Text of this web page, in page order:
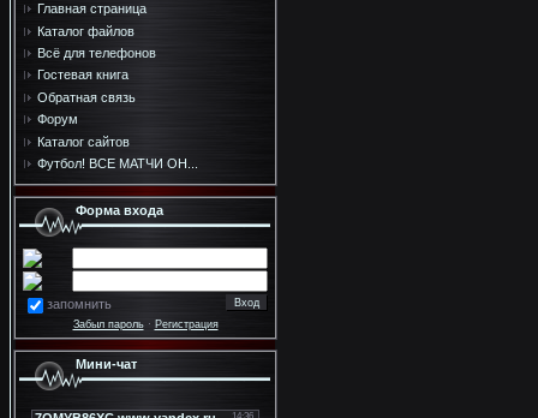
Главная страница
Каталог файлов
Всё для телефонов
Гостевая книга
Обратная связь
Форум
Каталог сайтов
Футбол! ВСЕ МАТЧИ ОН...
Форма входа
запомнить
Забыл пароль· Регистрация
Мини-чат